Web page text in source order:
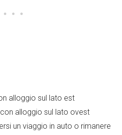
alloggio sul lato est
alloggio sul lato ovest
un viaggio in auto o rimanere